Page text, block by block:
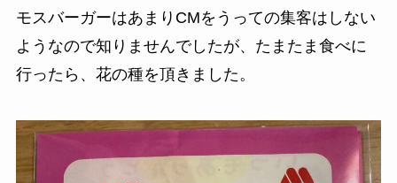
モスバーガーはあまりCMをうっての集客はしない
ようなので知りませんでしたが、たまたま食べに
行ったら、花の種を頂きました。